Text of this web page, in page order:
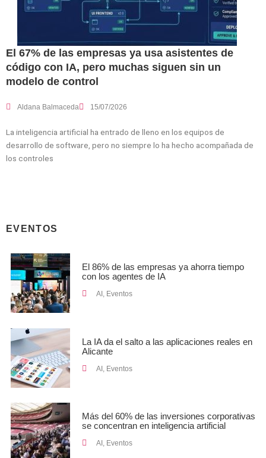
El 67% de las empresas ya usa asistentes de
código con IA, pero muchas siguen sin un
modelo de control
Aldana Balmaceda 15/07/2026
La inteligencia artificial ha entrado de lleno en los equipos de
desarrollo de software, pero no siempre lo ha hecho acompañada de
los controles
EVENTOS
El 86% de las empresas ya ahorra tiempo
con los agentes de IA
AI, Eventos
La IA da el salto a las aplicaciones reales en
Alicante
AI Eventos
Más del 60% de las inversiones corporativas
se concentran en inteligencia artificial
AI , Eventos